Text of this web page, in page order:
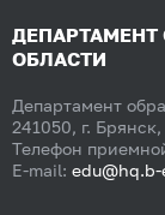
ОБЛАСТИ
Департамент
241050, г.
Телефон
E-mail: edu@hq.b-